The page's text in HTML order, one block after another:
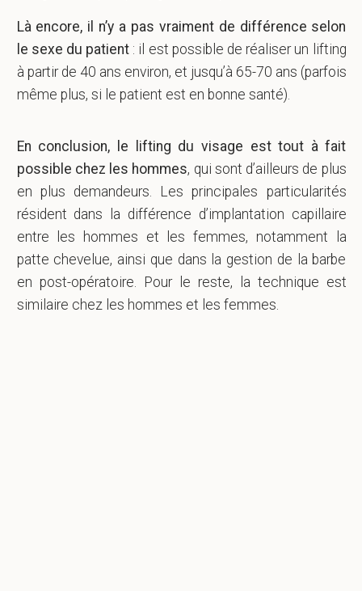
Là encore, il n’y a pas vraiment de différence selon
le sexe du patient : il est possible de réaliser un lifting
à partir de 40 ans environ, et jusqu’à 65-70 ans (parfois
même plus, si le patient est en bonne santé).
En conclusion, le lifting du visage est tout à fait
possible chez les hommes, qui sont d’ailleurs de plus
en plus demandeurs. Les principales particularités
résident dans la différence d’implantation capillaire
entre les hommes et les femmes, notamment la
patte chevelue, ainsi que dans la gestion de la barbe
en post-opératoire. Pour le reste, la technique est
similaire chez les hommes et les femmes.